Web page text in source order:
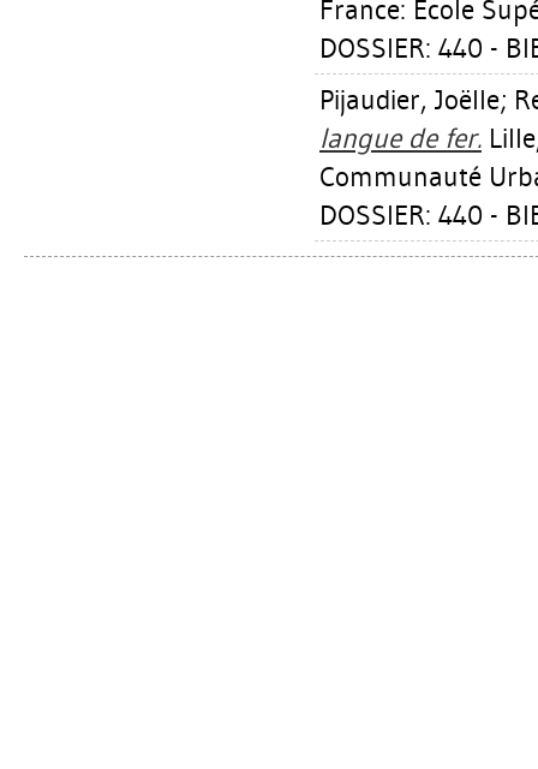
France: Ecole
DOSSIER: 440 -
Pijaudier, Joëlle;
langue de fer.
Communauté
DOSSIER: 440 -